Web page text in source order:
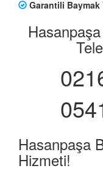
Garantili Baymak
Hasanpaşa
Hizmeti!